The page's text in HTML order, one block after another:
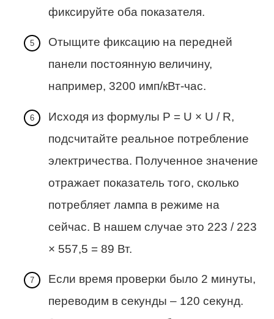
фиксируйте оба показателя.
Отыщите фиксацию на передней
панели постоянную величину,
например, 3200 имп/кВт-час.
Исходя из формулы Р = U × U / R,
подсчитайте реальное потребление
электричества. Полученное значение
отражает показатель того, сколько
потребляет лампа в режиме на
сейчас. В нашем случае это 223 / 223
× 557,5 = 89 Вт.
Если время проверки было 2 минуты,
переводим в секунды – 120 секунд.